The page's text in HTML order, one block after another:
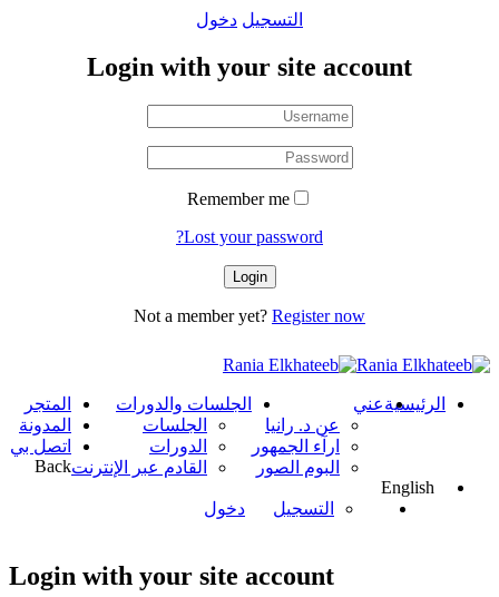
التسجيل دخول
Login with your site account
Remember me
Lost your password?
Not a member yet? Register now
الرئيسيةعني
عن د. رانيا
ارآء الجمهور
البوم الصور
الجلسات والدورات
الجلسات
الدورات
القادم عبر الإنترنت
المتجر
المدونة
اتصل بي
English
التسجيل
دخول
Login with your site account
Back